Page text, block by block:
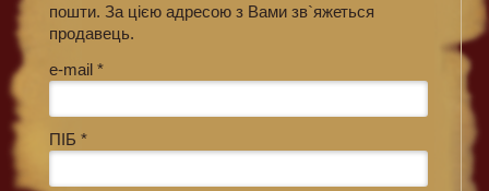
пошти. За цією адресою з Вами зв`яжеться
продавець.
e-mail *
ПІБ *